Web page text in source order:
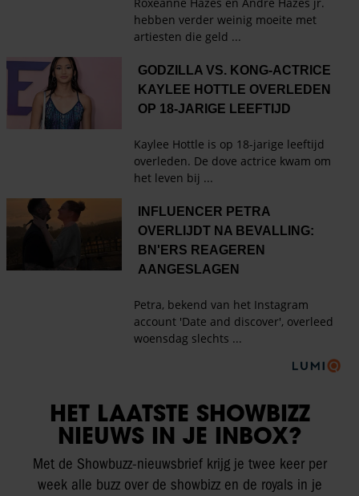
HET LAATSTE SHOWBIZZ
NIEUWS IN JE INBOX?
Met de Showbuzz-nieuwsbrief krijg je twee keer per
week alle buzz over de showbizz en de royals in je